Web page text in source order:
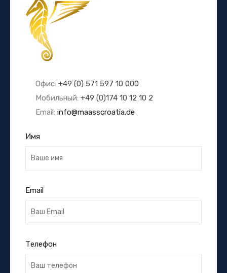
Офис: +49 (0) 571 597 10 000
Мобильный: +49 (0)174 10 12 10 2
Email: info@maasscroatia.de
Имя
Email
Телефон